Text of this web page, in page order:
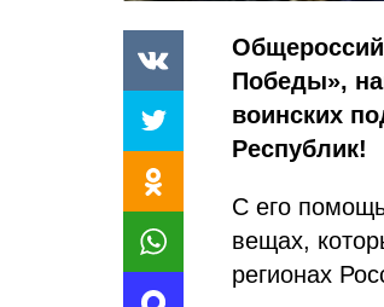
Победы»,
воинских
Республик!
С его
вещах,
регионах